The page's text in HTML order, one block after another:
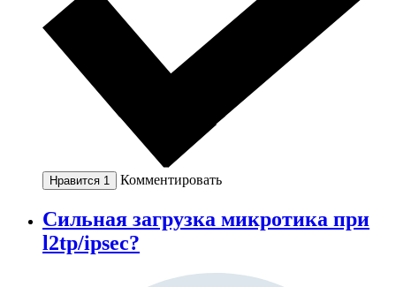
Нравится 1 Комментировать
Cильная загрузка микротика при
l2tp/ipsec?